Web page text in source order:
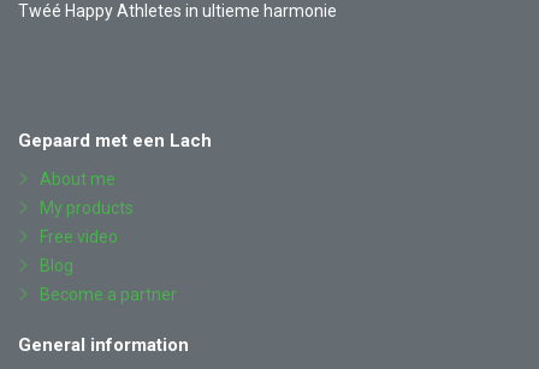
Twéé Happy Athletes in ultieme harmonie
Gepaard met een Lach
About me
My products
Free video
Blog
Become a partner
General information